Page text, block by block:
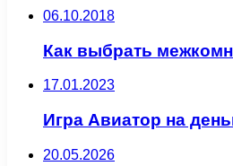
06.10.2018
Как выбрать
17.01.2023
Игра Авиатор на
20.05.2026